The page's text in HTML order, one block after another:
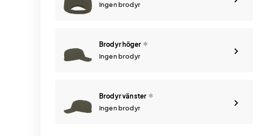
Ingen brodyr
Brodyr höger
Ingen brodyr
Brodyr vänster
Ingen brodyr